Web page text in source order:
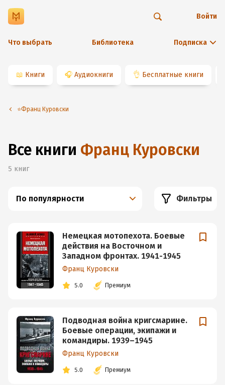
Что выбрать Библиотека Подписка
Войти
📖 Книги 🎧 Аудиокниги 👌 Бесплатные книги
⭐️Франц Куровски
Все книги Франц Куровски
5 книг
По популярности Фильтры
Немецкая мотопехота. Боевые
действия на Восточном и
Западном фронтах. 1941-1945
Франц Куровски
5.0 Премиум
Подводная война кригсмарине.
Боевые операции, экипажи и
командиры. 1939–1945
Франц Куровски
5.0 Премиум